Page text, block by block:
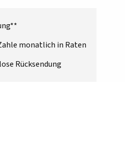
monatlich in Raten
Rücksendung